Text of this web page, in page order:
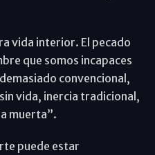
vida interior. El pecado
que somos incapaces
convencional,
vida, inercia tradicional,
muerta”.
puede estar